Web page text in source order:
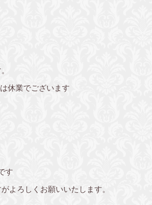
休業でございます
す
よろしくお願いいたします。